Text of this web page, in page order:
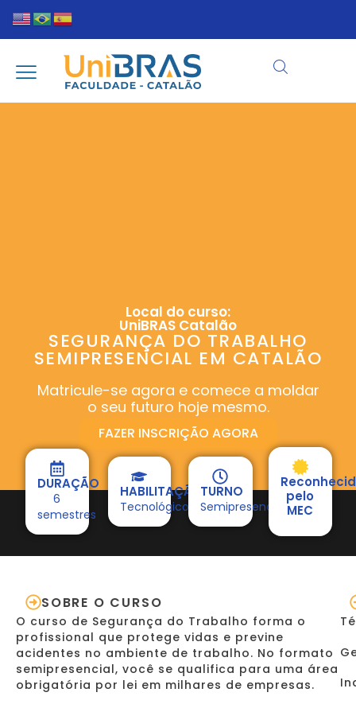
Local do curso:
UniBRAS Catalão
SEGURANÇA DO TRABALHO
SEMIPRESENCIAL EM CATALÃO
Matricule-se agora e comece a moldar
o seu futuro hoje mesmo.
FAZER INSCRIÇÃO AGORA
DURAÇÃO
6
semestres
HABILITAÇÃO
Tecnológico
TURNO
Semipresencial
pelo
MEC
SOBRE O CURSO
O curso de Segurança do Trabalho forma o
profissional que protege vidas e previne
acidentes no ambiente de trabalho. No formato
semipresencial, você se qualifica para uma área
obrigatória por lei em milhares de empresas.